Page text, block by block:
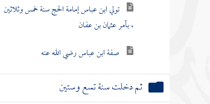
تولي ابن عباس إمامة الحج سنة خمس وثلاثين
، بأمر عثمان بن عفان
صفة ابن عباس رضي الله عنه
ثم دخلت سنة تسع وستين